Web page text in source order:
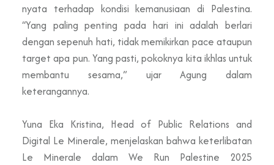
nyata terhadap kondisi kemanusiaan di Palestina.
“Yang paling penting pada hari ini adalah berlari
dengan sepenuh hati, tidak memikirkan pace ataupun
target apa pun. Yang pasti, pokoknya kita ikhlas untuk
membantu sesama,” ujar Agung dalam
keterangannya.
Yuna Eka Kristina, Head of Public Relations and
Digital Le Minerale, menjelaskan bahwa keterlibatan
Le Minerale dalam We Run Palestine 2025